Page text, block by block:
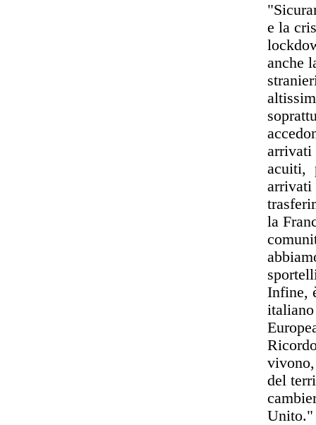
e la
anche
arrivati
acuiti,
arrivati
la
Infine,
del
Unito."